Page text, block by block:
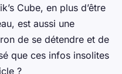
Cube, en plus d’être
est aussi une
de se détendre et de
que ces infos insolites
?